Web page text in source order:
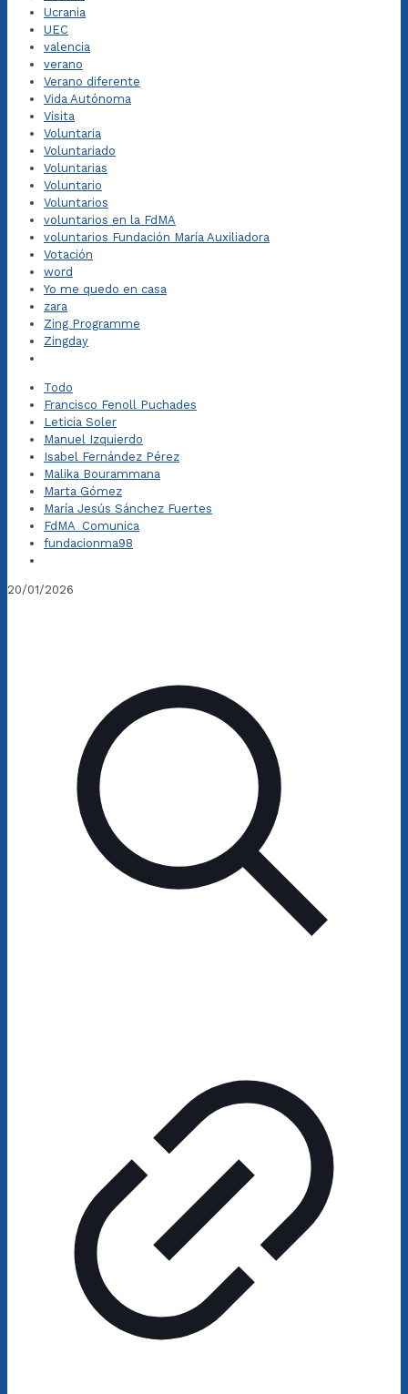
Ucrania
UEC
valencia
verano
Verano diferente
Vida Autónoma
Visita
Voluntaria
Voluntariado
Voluntarias
Voluntario
Voluntarios
voluntarios en la FdMA
voluntarios Fundación María Auxiliadora
Votación
word
Yo me quedo en casa
zara
Zing Programme
Zingday
Todo
Francisco Fenoll Puchades
Leticia Soler
Manuel Izquierdo
Isabel Fernández Pérez
Malika Bourammana
Marta Gómez
María Jesús Sánchez Fuertes
FdMA_Comunica
fundacionma98
20/01/2026